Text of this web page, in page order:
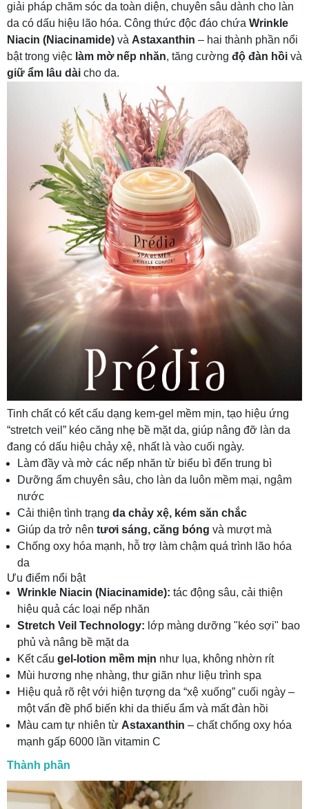
giải pháp chăm sóc da toàn diện, chuyên sâu dành cho làn
da có dấu hiệu lão hóa. Công thức độc đáo chứa Wrinkle
Niacin (Niacinamide) và Astaxanthin – hai thành phần nổi
bật trong việc làm mờ nếp nhăn, tăng cường độ đàn hồi và
giữ ẩm lâu dài cho da.
Tinh chất có kết cấu dạng kem-gel mềm mịn, tạo hiệu ứng
“stretch veil” kéo căng nhẹ bề mặt da, giúp nâng đỡ làn da
đang có dấu hiệu chảy xệ, nhất là vào cuối ngày.
Làm đầy và mờ các nếp nhăn từ biểu bì đến trung bì
Dưỡng ẩm chuyên sâu, cho làn da luôn mềm mại, ngậm
nước
Cải thiện tình trạng da chảy xệ, kém săn chắc
Giúp da trở nên tươi sáng, căng bóng và mượt mà
Chống oxy hóa mạnh, hỗ trợ làm chậm quá trình lão hóa
da
Ưu điểm nổi bật
Wrinkle Niacin (Niacinamide): tác động sâu, cải thiện
hiệu quả các loại nếp nhăn
Stretch Veil Technology: lớp màng dưỡng "kéo sợi" bao
phủ và nâng bề mặt da
Kết cấu gel-lotion mềm mịn như lụa, không nhờn rít
Mùi hương nhẹ nhàng, thư giãn như liệu trình spa
Hiệu quả rõ rệt với hiện tượng da “xệ xuống” cuối ngày –
một vấn đề phổ biến khi da thiếu ẩm và mất đàn hồi
Màu cam tự nhiên từ Astaxanthin – chất chống oxy hóa
mạnh gấp 6000 lần vitamin C
Thành phần